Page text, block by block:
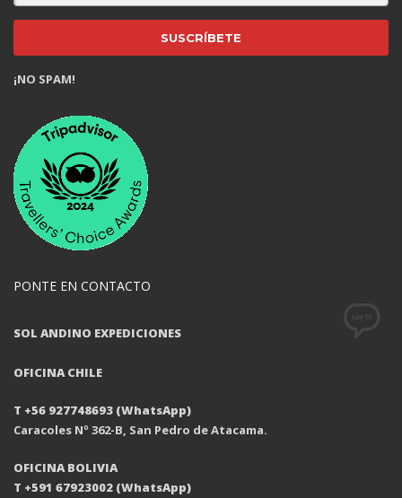
¡NO SPAM!
PONTE EN CONTACTO
SOL ANDINO EXPEDICIONES
OFICINA CHILE
T +56 927748693 (WhatsApp)
Caracoles Nº 362-B, San Pedro de Atacama.
OFICINA BOLIVIA
T +591 67923002 (WhatsApp)